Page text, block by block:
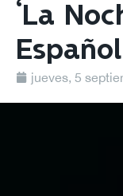
‘La
jueves, 5